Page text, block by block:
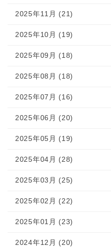
2025年11月 (21)
2025年10月 (19)
2025年09月 (18)
2025年08月 (18)
2025年07月 (16)
2025年06月 (20)
2025年05月 (19)
2025年04月 (28)
2025年03月 (25)
2025年02月 (22)
2025年01月 (23)
2024年12月 (20)